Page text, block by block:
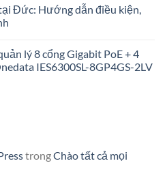
Đức: Hướng dẫn điều kiện,
lý 8 cổng Gigabit PoE + 4
IES6300SL-8GP4GS-2LV
trongChào tất cả mọi